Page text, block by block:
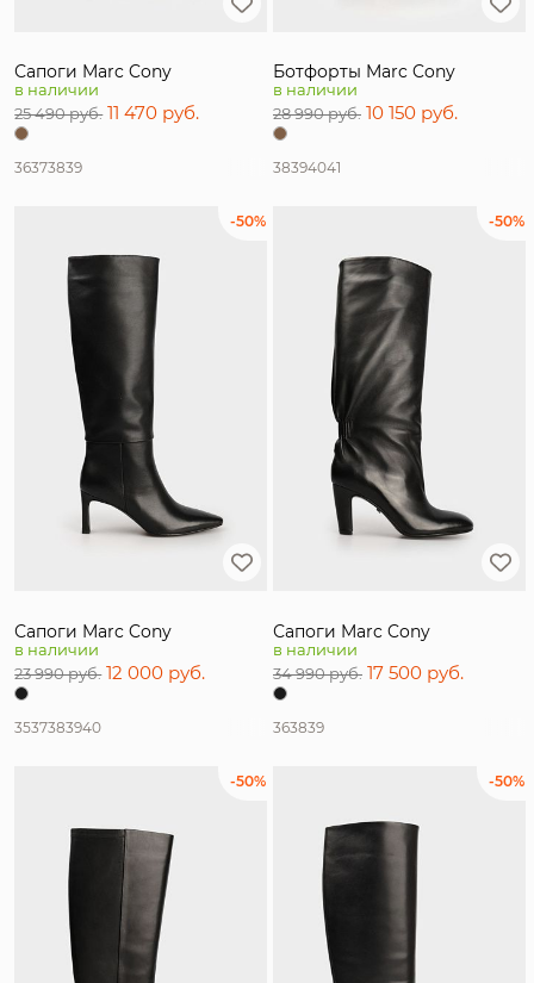
Сапоги Marc Cony
в наличии
25 490 руб. 11 470 руб.
36373839
Ботфорты Marc Cony
в наличии
28 990 руб. 10 150 руб.
38394041
-50%
Сапоги Marc Cony
в наличии
23 990 руб. 12 000 руб.
3537383940
-50%
Сапоги Marc Cony
в наличии
34 990 руб. 17 500 руб.
363839
-50% -50%